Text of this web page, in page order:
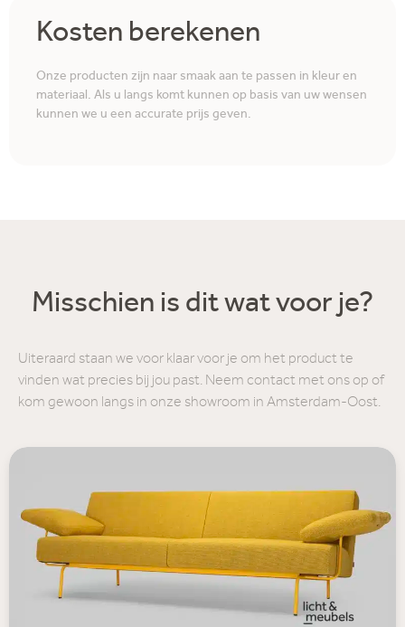
Kosten berekenen
Onze producten zijn naar smaak aan te passen in kleur en
materiaal. Als u langs komt kunnen op basis van uw wensen
kunnen we u een accurate prijs geven.
Misschien is dit wat voor je?
Uiteraard staan we voor klaar voor je om het product te
vinden wat precies bij jou past. Neem contact met ons op of
kom gewoon langs in onze showroom in Amsterdam-Oost.